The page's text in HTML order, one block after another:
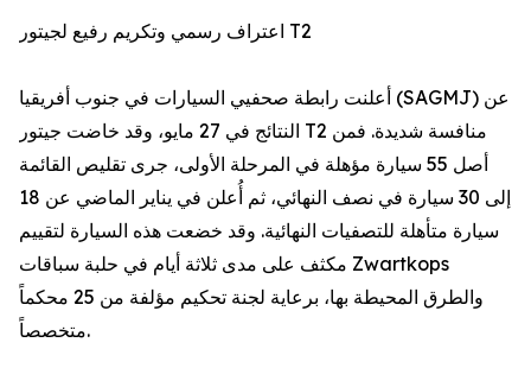
اعتراف رسمي وتكريم رفيع لجيتور T2
أعلنت رابطة صحفيي السيارات في جنوب أفريقيا (SAGMJ) عن
النتائج في 27 مايو، وقد خاضت جيتور T2 منافسة شديدة. فمن
أصل 55 سيارة مؤهلة في المرحلة الأولى، جرى تقليص القائمة
إلى 30 سيارة في نصف النهائي، ثم أُعلن في يناير الماضي عن 18
سيارة متأهلة للتصفيات النهائية. وقد خضعت هذه السيارة لتقييم
مكثف على مدى ثلاثة أيام في حلبة سباقات Zwartkops
والطرق المحيطة بها، برعاية لجنة تحكيم مؤلفة من 25 محكماً
متخصصاً.